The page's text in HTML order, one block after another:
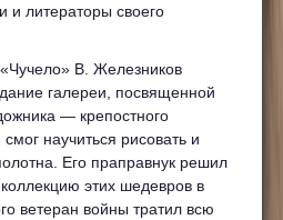
и литераторы своего
В. Железников
галереи, посвященной
— крепостного
научиться рисовать и
Его праправнук решил
этих шедевров в
ветеран войны тратил всю